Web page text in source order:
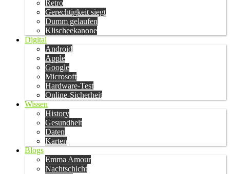
Retro
Gerechtigkeit siegt
Dumm gelaufen
Klischeekanone
Digital
Android
Apple
Google
Microsoft
Hardware-Test
Online-Sicherheit
Wissen
History
Gesundheit
Daten
Karten
Blogs
Emma Amour
Nachtschicht